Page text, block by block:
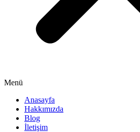
Menü
Anasayfa
Hakkımızda
Blog
İletişim